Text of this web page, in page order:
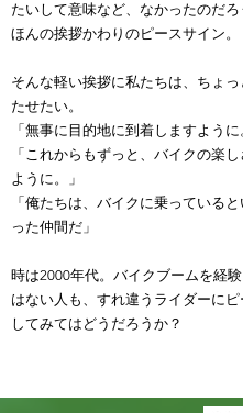
たいして意味など、なかったのだろ
ほんの挨拶かわりのピースサイン。
そんな軽い挨拶に私たちは、ちょ
たせたい。
「無事に目的地に到着しますように
「これからもずっと、バイクの楽
ように。」
「俺たちは、バイクに乗っている
った仲間だ」
時は2000年代。バイクブームを経
はない人も、すれ違うライダーに
してみてはどうだろうか？